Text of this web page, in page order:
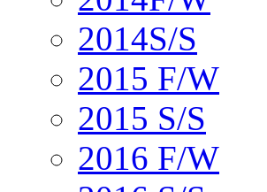
2014S/S
2015 F/W
2015 S/S
2016 F/W